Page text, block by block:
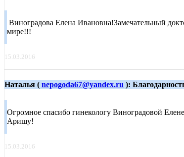
Виноградова Елена Ивановна!Замечательный
мире!!!
15.03.2016
Наталья ( nepogoda67@yandex.ru ):
Огромное спасибо гинекологу Виноградовой
Аришу!
15.03.2016